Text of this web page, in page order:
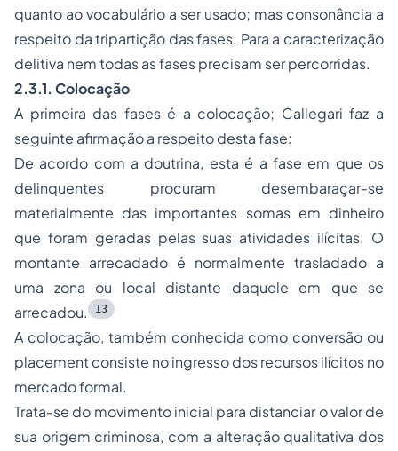
quanto ao vocabulário a ser usado; mas consonância a
respeito da tripartição das fases. Para a caracterização
delitiva nem todas as fases precisam ser percorridas.
2.3.1. Colocação
A primeira das fases é a colocação; Callegari faz a
seguinte afirmação a respeito desta fase:
De acordo com a doutrina, esta é a fase em que os
delinquentes procuram desembaraçar-se
materialmente das importantes somas em dinheiro
que foram geradas pelas suas atividades ilícitas. O
montante arrecadado é normalmente trasladado a
uma zona ou local distante daquele em que se
arrecadou.
13
A colocação, também conhecida como conversão ou
placement consiste no ingresso dos recursos ilícitos no
mercado formal.
Trata-se do movimento inicial para distanciar o valor de
sua origem criminosa, com a alteração qualitativa dos